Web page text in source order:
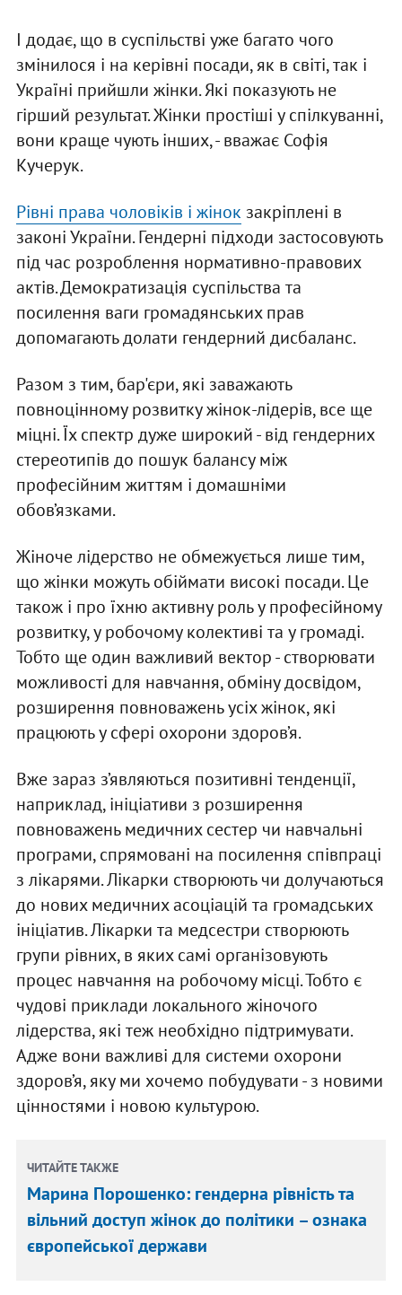
І додає, що в суспільстві уже багато чого
змінилося і на керівні посади, як в світі, так і
Україні прийшли жінки. Які показують не
гірший результат. Жінки простіші у спілкуванні,
вони краще чують інших, - вважає Софія
Кучерук.
Рівні права чоловіків і жінок закріплені в
законі України. Гендерні підходи застосовують
під час розроблення нормативно-правових
актів. Демократизація суспільства та
посилення ваги громадянських прав
допомагають долати гендерний дисбаланс.
Разом з тим, бар'єри, які заважають
повноцінному розвитку жінок-лідерів, все ще
міцні. Їх спектр дуже широкий - від гендерних
стереотипів до пошук балансу між
професійним життям і домашніми
обов’язками.
Жіноче лідерство не обмежується лише тим,
що жінки можуть обіймати високі посади. Це
також і про їхню активну роль у професійному
розвитку, у робочому колективі та у громаді.
Тобто ще один важливий вектор - створювати
можливості для навчання, обміну досвідом,
розширення повноважень усіх жінок, які
працюють у сфері охорони здоров’я.
Вже зараз з’являються позитивні тенденції,
наприклад, ініціативи з розширення
повноважень медичних сестер чи навчальні
програми, спрямовані на посилення співпраці
з лікарями. Лікарки створюють чи долучаються
до нових медичних асоціацій та громадських
ініціатив. Лікарки та медсестри створюють
групи рівних, в яких самі організовують
процес навчання на робочому місці. Тобто є
чудові приклади локального жіночого
лідерства, які теж необхідно підтримувати.
Адже вони важливі для системи охорони
здоров’я, яку ми хочемо побудувати - з новими
цінностями і новою культурою.
ЧИТАЙТЕ ТАКЖЕ
Марина Порошенко: гендерна рівність та
вільний доступ жінок до політики – ознака
європейської держави